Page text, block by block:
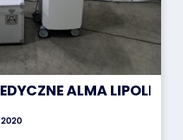
ALMA LIPOLIFE
2020